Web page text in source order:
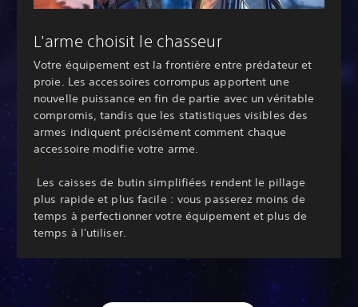
L'arme choisit le chasseur
Votre équipement est la frontière entre prédateur et
proie. Les accessoires corrompus apportent une
nouvelle puissance en fin de partie avec un véritable
compromis, tandis que les statistiques visibles des
armes indiquent précisément comment chaque
accessoire modifie votre arme.
‎ Les caisses de butin simplifiées rendent le pillage
plus rapide et plus facile : vous passerez moins de
temps à perfectionner votre équipement et plus de
temps à l'utiliser.